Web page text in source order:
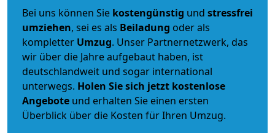
Bei uns können Sie kostengünstig und stressfrei
umziehen, sei es als Beiladung oder als
kompletter Umzug. Unser Partnernetzwerk, das
wir über die Jahre aufgebaut haben, ist
deutschlandweit und sogar international
unterwegs. Holen Sie sich jetzt kostenlose
Angebote und erhalten Sie einen ersten
Überblick über die Kosten für Ihren Umzug.